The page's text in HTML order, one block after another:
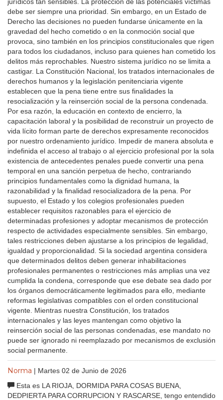
debe ser siempre una prioridad. Sin embargo, en un Estado de
Derecho las decisiones no pueden fundarse únicamente en la
gravedad del hecho cometido o en la conmoción social que
provoca, sino también en los principios constitucionales que rigen
para todos los ciudadanos, incluso para quienes han cometido los
delitos más reprochables. Nuestro sistema jurídico no se limita a
castigar. La Constitución Nacional, los tratados internacionales de
derechos humanos y la legislación penitenciaria vigente
establecen que la pena tiene entre sus finalidades la
resocialización y la reinserción social de la persona condenada.
Por esa razón, la educación en contexto de encierro, la
capacitación laboral y la posibilidad de reconstruir un proyecto de
vida lícito forman parte de derechos expresamente reconocidos
por nuestro ordenamiento jurídico. Impedir de manera absoluta e
indefinida el acceso al trabajo o al ejercicio profesional por la sola
existencia de antecedentes penales puede convertir una pena
temporal en una sanción perpetua de hecho, contrariando
principios fundamentales como la dignidad humana, la
razonabilidad y la finalidad resocializadora de la pena. Por
supuesto, el Estado y los colegios profesionales pueden
establecer requisitos razonables para el ejercicio de
determinadas profesiones y adoptar mecanismos de protección
respecto de actividades especialmente sensibles. Sin embargo,
tales restricciones deben ajustarse a los principios de legalidad,
igualdad y proporcionalidad. Si la sociedad argentina considera
que determinados delitos deben generar inhabilitaciones
profesionales permanentes o restricciones más amplias una vez
cumplida la condena, corresponde que ese debate sea dado por
los órganos democráticamente legitimados para ello, mediante
reformas legislativas compatibles con el orden constitucional
vigente. Mientras nuestra Constitución, los tratados
internacionales y las leyes mantengan como objetivo la
reinserción social de las personas condenadas, ese mandato no
puede ser ignorado ni reemplazado por mecanismos de exclusión
social permanente.
Norma | Martes 02 de Junio de 2026
Esta es LA RIOJA, DORMIDA PARA COSAS BUENA,
DEDPIERTA PARA CORRUPCION Y RASCARSE, tengo entendido